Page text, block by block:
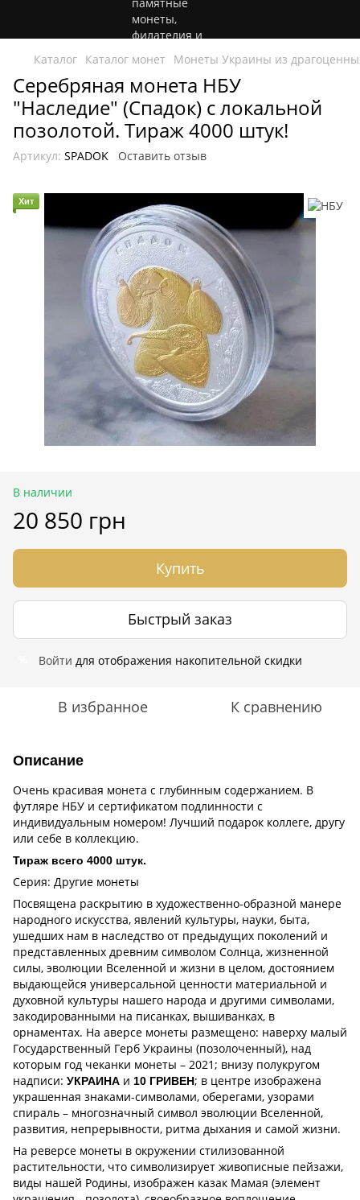
Каталог Каталог монет Монеты Украины из
Серебряная монета НБУ
"Наследие" (Спадок) с локальной
позолотой. Тираж 4000 штук!
Артикул: SPADOK Оставить отзыв
Хит
В наличии
20 850 грн
Купить
Быстрый заказ
Войти для отображения накопительной скидки
В избранное К сравнению
Описание
Очень красивая монета с глубинным содержанием. В
футляре НБУ и сертификатом подлинности с
индивидуальным номером! Лучший подарок коллеге, другу
или себе в коллекцию.
Тираж всего 4000 штук.
Серия: Другие монеты
Посвящена раскрытию в художественно-образной манере
народного искусства, явлений культуры, науки, быта,
ушедших нам в наследство от предыдущих поколений и
представленных древним символом Солнца, жизненной
силы, эволюции Вселенной и жизни в целом, достоянием
выдающейся универсальной ценности материальной и
духовной культуры нашего народа и другими символами,
закодированными на писанках, вышиванках, в
орнаментах. На аверсе монеты размещено: наверху малый
Государственный Герб Украины (позолоченный), над
которым год чеканки монеты – 2021; внизу полукругом
надписи: УКРАИНА и 10 ГРИВЕН; в центре изображена
украшенная знаками-символами, оберегами, узорами
спираль – многозначный символ эволюции Вселенной,
развития, непрерывности, ритма дыхания и самой жизни.
На реверсе монеты в окружении стилизованной
растительности, что символизирует живописные пейзажи,
виды нашей Родины, изображен казак Мамая (элемент